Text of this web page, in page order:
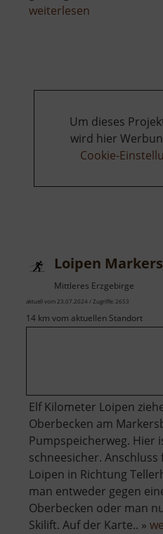
weiterlesen
Um dieses
wird hier
Cookie-
Loipen
Mittleres Erzgebirge
aktuell vom 23.07.2024 / Zugriffe: 2653
14 km vom aktuellen Standort
Elf Kilometer Loipen
Oberbecken am
Pumpspeicherweg. Hier
schneesicher.
Loipen in Richtung
man entweder gegen
Oberbecken oder man
Skilift. Auf der Karte.. »